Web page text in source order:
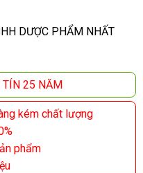
DƯỢC PHẨM NHẤT
TÍN 25 NĂM
kém chất lượng
phẩm